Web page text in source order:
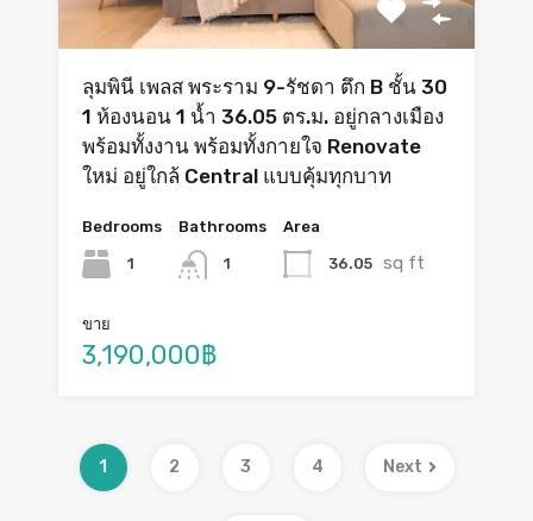
ลุมพินี เพลส พระราม 9-รัชดา ตึก B ชั้น 30
1 ห้องนอน 1 น้ำ 36.05 ตร.ม. อยู่กลางเมือง
พร้อมทั้งงาน พร้อมทั้งกายใจ Renovate
ใหม่ อยู่ใกล้ Central แบบคุ้มทุกบาท
Bedrooms
1
Bathrooms
1
Area
36.05 sq ft
ขาย
3,190,000฿
1 2 3 4 Next